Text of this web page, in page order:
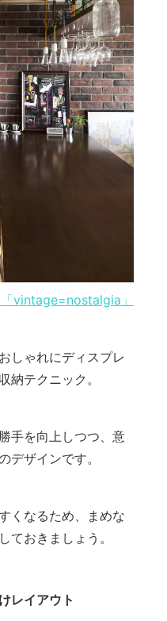
vintage=nostalgia」
しゃれにディスプレ
納テクニック。
手を向上しつつ、意
デザインです。
くなるため、まめな
ておきましょう。
レイアウト